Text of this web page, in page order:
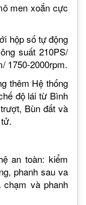
men xoắn cực
hộp số tự động
suất 210PS/
1750-2000rpm.
thêm Hệ thống
độ lái từ Bình
Bùn đất và
an toàn: kiểm
phanh sau va
và phanh